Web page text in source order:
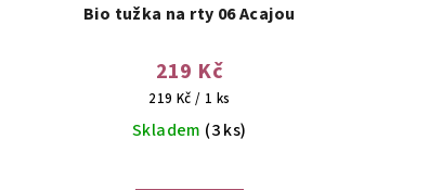
Bio tužka na rty 06 Acajou
219 Kč
Měrná
cena:
219 Kč / 1 ks
Skladem (3 ks)